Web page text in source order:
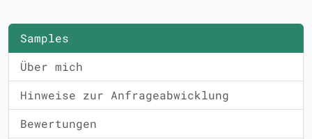
Samples
Über mich
Hinweise zur Anfrageabwicklung
Bewertungen